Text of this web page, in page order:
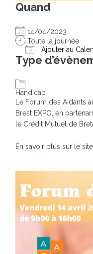
Quand
14/04/2023
Toute la journée
Ajouter au
Télécharger ICS
Type
Handicap
Le Forum des Aidants
Brest EXPO, en
le Crédit Mutuel de
En savoir plus sur le site